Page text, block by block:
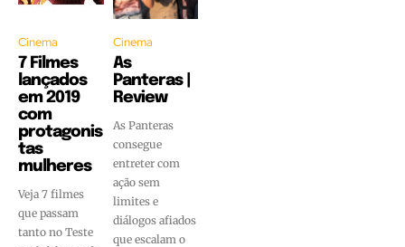
Cinema
7 Filmes
lançados
em 2019
com
protagonis
tas
mulheres
Veja 7 filmes
que passam
tanto no Teste
Cinema
As
Panteras |
Review
As Panteras
consegue
entreter com
ação sem
limites e
diálogos afiados
que escalam o